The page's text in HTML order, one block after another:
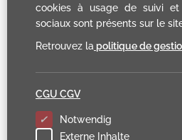
cookies à usage de suivi et
sociaux sont présents sur le
Retrouvez la politique de
Notwendig
Externe Inhalte
CGU CGV